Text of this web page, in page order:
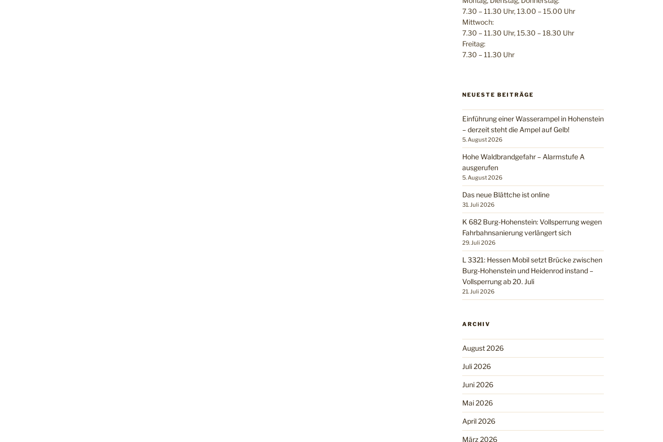
7.30 – 11.30 Uhr, 13.00 – 15.00 Uhr
Mittwoch:
7.30 – 11.30 Uhr, 15.30 – 18.30 Uhr
Freitag:
7.30 – 11.30 Uhr
NEUESTE BEITRÄGE
Einführung einer Wasserampel in Hohenstein
– derzeit steht die Ampel auf Gelb!
5. August 2026
Hohe Waldbrandgefahr – Alarmstufe A
ausgerufen
5. August 2026
Das neue Blättche ist online
31. Juli 2026
K 682 Burg-Hohenstein: Vollsperrung wegen
Fahrbahnsanierung verlängert sich
29. Juli 2026
L 3321: Hessen Mobil setzt Brücke zwischen
Burg-Hohenstein und Heidenrod instand –
Vollsperrung ab 20. Juli
21. Juli 2026
ARCHIV
August 2026
Juli 2026
Juni 2026
Mai 2026
April 2026
März 2026